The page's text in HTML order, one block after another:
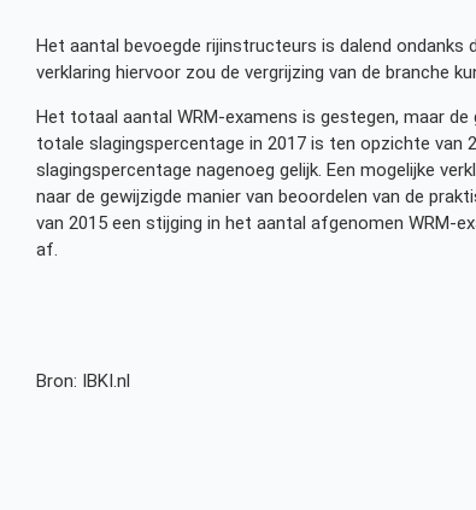
Het aantal bevoegde rijinstructeurs is dalend
verklaring hiervoor zou de vergrijzing van de branche
Het totaal aantal WRM-examens is gestegen, maar
totale slagingspercentage in 2017 is ten opzichte van
slagingspercentage nagenoeg gelijk. Een mogelijke
naar de gewijzigde manier van beoordelen van de
van 2015 een stijging in het aantal afgenomen WRM-
af.
Bron: IBKI.nl